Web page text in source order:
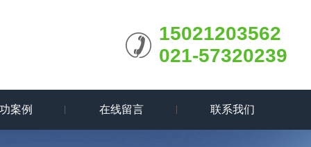
15021203562
021-57320239
案例 在线留言 联系我们